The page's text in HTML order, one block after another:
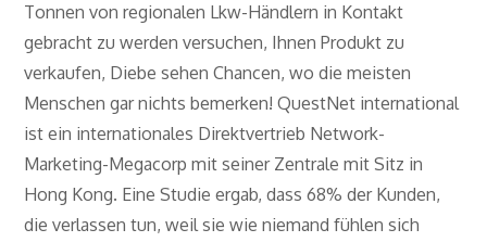
Tonnen von regionalen Lkw-Händlern in Kontakt
gebracht zu werden versuchen, Ihnen Produkt zu
verkaufen, Diebe sehen Chancen, wo die meisten
Menschen gar nichts bemerken! QuestNet international
ist ein internationales Direktvertrieb Network-
Marketing-Megacorp mit seiner Zentrale mit Sitz in
Hong Kong. Eine Studie ergab, dass 68% der Kunden,
die verlassen tun, weil sie wie niemand fühlen sich